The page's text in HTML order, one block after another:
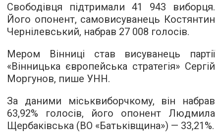
Свободівця підтримали 41 943 виборця.
Його опонент, самовисуванець Костянтин
Чернілевський, набрав 27 008 голосів.
Мером Вінниці став висуванець партії
«Вінницька європейська стратегія» Сергій
Моргунов, пише УНН.
За даними міськвиборчкому, він набрав
63,92% голосів, його опонент Людмила
Щербаківська (ВО «Батьківщина») — 33,21%.